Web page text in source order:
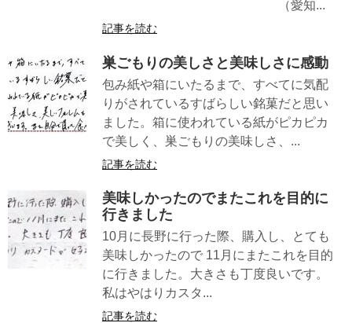
（愛知...
記事を読む
巣ごもりの美しさと美味しさに感動
包み紙や箱にいたるまで、すべてに気配
りがされているすばらしい銘菓だと思い
ました。箱に使われている紙がピカピカ
で美しく、巣ごもりの美味しさ、...
記事を読む
美味しかったのでまたこれを目的に
行きました
10月に長野に行った際、購入し、とても
美味しかったので 11月にまたこれを目的
に行きました。大きさも丁度良いです。
私はやはりカスタ...
記事を読む